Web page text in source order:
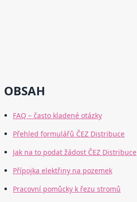
OBSAH
FAQ – často kladené otázky
Přehled formulářů ČEZ Distribuce
Jak na to podat žádost ČEZ Distribuce
Přípojka elektřiny na pozemek
Pracovní pomůcky k řezu stromů